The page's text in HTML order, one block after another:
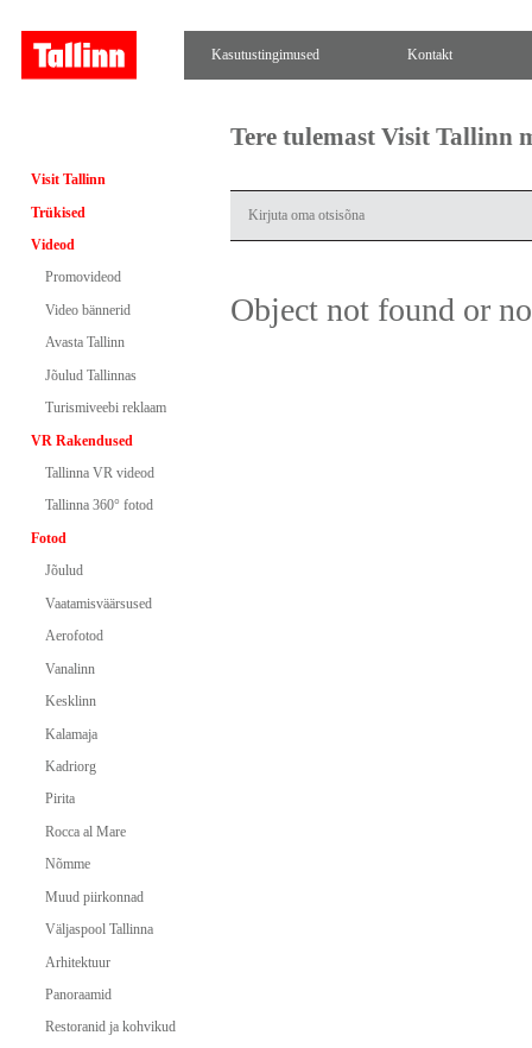
Kasutustingimused Kontakt
Visit Tallinn
Trükised
Videod
Promovideod
Video bännerid
Avasta Tallinn
Jõulud Tallinnas
Turismiveebi reklaam
VR Rakendused
Tallinna VR videod
Tallinna 360° fotod
Fotod
Jõulud
Vaatamisväärsused
Aerofotod
Vanalinn
Kesklinn
Kalamaja
Kadriorg
Pirita
Rocca al Mare
Nõmme
Muud piirkonnad
Väljaspool Tallinna
Arhitektuur
Panoraamid
Restoranid ja kohvikud
Tere tulemast Visit Tallinn
Object not found or